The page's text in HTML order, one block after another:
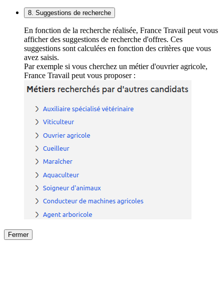
8. Suggestions de recherche
En fonction de la recherche réalisée, France Travail peut vous
afficher des suggestions de recherche d'offres. Ces
suggestions sont calculées en fonction des critères que vous
avez saisis.
Par exemple si vous cherchez un métier d'ouvrier agricole,
France Travail peut vous proposer :
Fermer